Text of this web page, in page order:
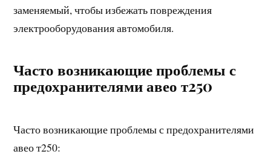
заменяемый, чтобы избежать повреждения
электрооборудования автомобиля.
Часто возникающие проблемы с
предохранителями авео т250
Часто возникающие проблемы с предохранителями
авео т250: